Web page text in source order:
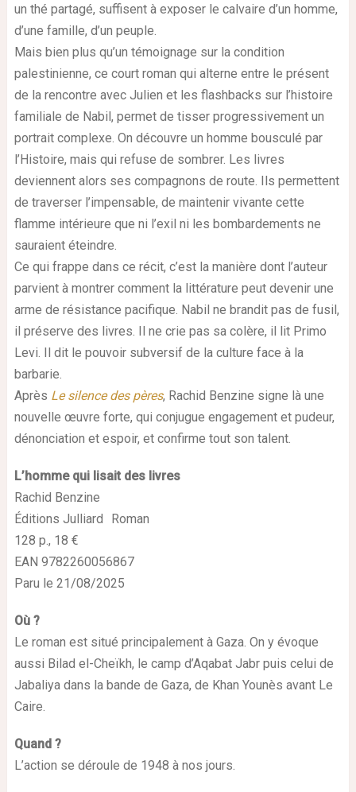
un thé partagé, suffisent à exposer le calvaire d’un homme,
d’une famille, d’un peuple.
Mais bien plus qu’un témoignage sur la condition
palestinienne, ce court roman qui alterne entre le présent
de la rencontre avec Julien et les flashbacks sur l’histoire
familiale de Nabil, permet de tisser progressivement un
portrait complexe. On découvre un homme bousculé par
l’Histoire, mais qui refuse de sombrer. Les livres
deviennent alors ses compagnons de route. Ils permettent
de traverser l’impensable, de maintenir vivante cette
flamme intérieure que ni l’exil ni les bombardements ne
sauraient éteindre.
Ce qui frappe dans ce récit, c’est la manière dont l’auteur
parvient à montrer comment la littérature peut devenir une
arme de résistance pacifique. Nabil ne brandit pas de fusil,
il préserve des livres. Il ne crie pas sa colère, il lit Primo
Levi. Il dit le pouvoir subversif de la culture face à la
barbarie.
Après Le silence des pères, Rachid Benzine signe là une
nouvelle œuvre forte, qui conjugue engagement et pudeur,
dénonciation et espoir, et confirme tout son talent.
L’homme qui lisait des livres
Rachid Benzine
Éditions Julliard Roman
128 p., 18 €
EAN 9782260056867
Paru le 21/08/2025
Où ?
Le roman est situé principalement à Gaza. On y évoque
aussi Bilad el-Cheïkh, le camp d’Aqabat Jabr puis celui de
Jabaliya dans la bande de Gaza, de Khan Younès avant Le
Caire.
Quand ?
L’action se déroule de 1948 à nos jours.